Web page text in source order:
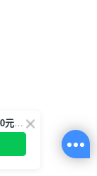
綁定LINE好友 享100元折價券